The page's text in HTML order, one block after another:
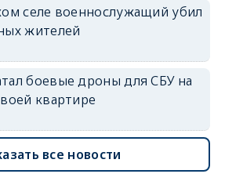
селе военнослужащий убил
жителей
боевые дроны для СБУ на
квартире
все новости